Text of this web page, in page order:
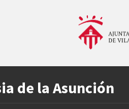
de la Asunción